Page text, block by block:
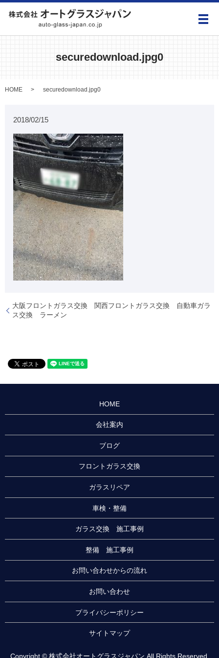
メ
securedownload.jpg0
HOME securedownload.jpg0
2018/02/15
大阪フロントガラス交換 関西フロントガラス交換 自動車ガラ
ス交換 ラーメン
HOME
会社案内
ブログ
フロントガラス交換
ガラスリペア
車検・整備
ガラス交換 施工事例
整備 施工事例
お問い合わせからの流れ
お問い合わせ
プライバシーポリシー
サイトマップ
Copyright © 株式会社オートグラスジャパン All Rights Reserved.